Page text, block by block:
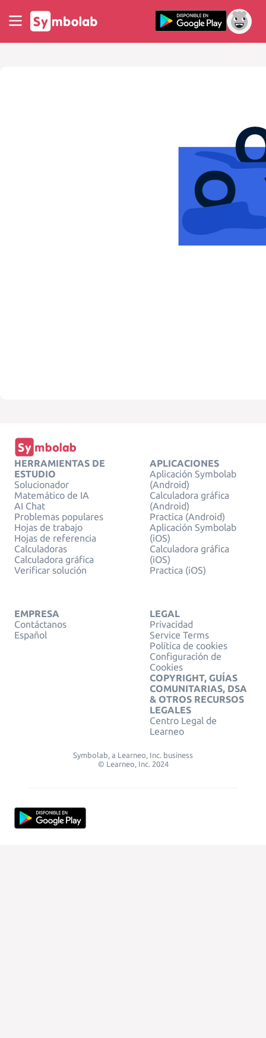
HERRAMIENTAS DE
ESTUDIO
Solucionador
Matemático de IA
AI Chat
Problemas populares
Hojas de trabajo
Hojas de referencia
Calculadoras
Calculadora gráfica
Verificar solución
APLICACIONES
Aplicación Symbolab
(Android)
Calculadora gráfica
(Android)
Practica (Android)
Aplicación Symbolab
(iOS)
Calculadora gráfica
(iOS)
Practica (iOS)
EMPRESA
Contáctanos
Español
LEGAL
Privacidad
Service Terms
Política de cookies
Configuración de
Cookies
COPYRIGHT, GUÍAS
COMUNITARIAS, DSA
& OTROS RECURSOS
LEGALES
Centro Legal de
Learneo
Symbolab, a Learneo, Inc. business
© Learneo, Inc. 2024